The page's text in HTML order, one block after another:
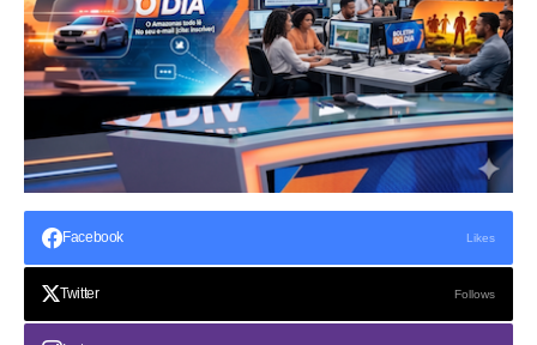
Facebook Likes
Twitter Follows